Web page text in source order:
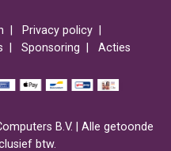
Privacy policy
Sponsoring Acties
B.V. | Alle getoonde
btw.